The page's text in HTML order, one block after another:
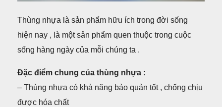
Thùng nhựa là sản phẩm hữu ích trong đời sống
hiện nay , là một sản phẩm quen thuộc trong cuộc
sống hàng ngày của mỗi chúng ta .
Đặc điểm chung của thùng nhựa :
– Thùng nhựa có khả năng bảo quản tốt , chống chịu
được hóa chất